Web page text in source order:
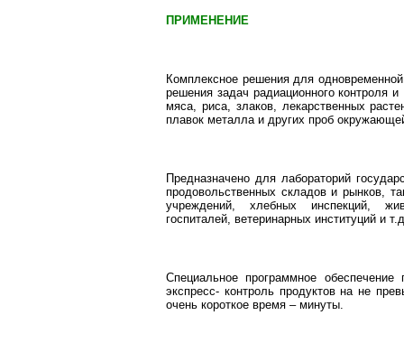
ПРИМЕНЕНИЕ
Комплексное решения для
решения задач радиационного контроля
мяса, риса, злаков, лекарственных
плавок металла и других проб
Предназначено для лабораторий
продовольственных складов и рынков,
учреждений, хлебных инспекций,
госпиталей, ветеринарных институций и
Специальное программное обеспечение
экспресс- контроль продуктов на не
очень короткое время – минуты.